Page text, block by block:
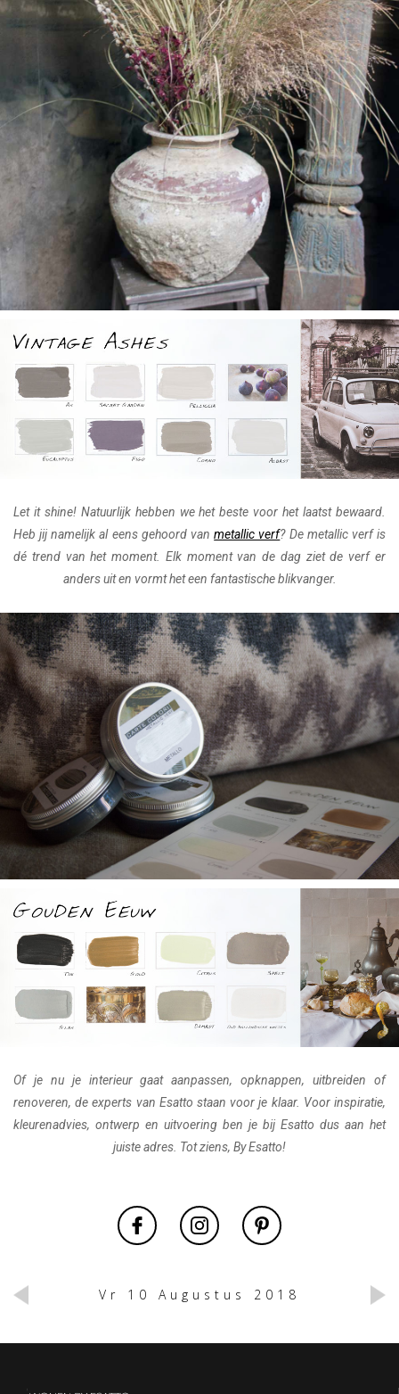
Let it shine! Natuurlijk hebben we het beste voor het laatst bewaard.
Heb jij namelijk al eens gehoord vanmetallic verf? De metallic verf is
dé trend van het moment. Elk moment van de dag ziet de verf er
anders uit en vormt het een fantastische blikvanger.
Of je nu je interieur gaat aanpassen, opknappen, uitbreiden of
renoveren, de experts van Esatto staan voor je klaar. Voor inspiratie,
kleurenadvies, ontwerp en uitvoering ben je bij Esatto dus aan het
juiste adres. Tot ziens, By Esatto!
Vr 10 Augustus 2018